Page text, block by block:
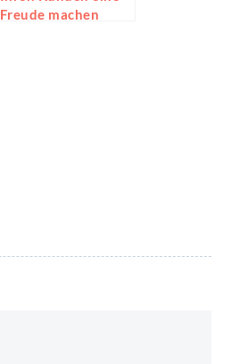
Freude machen